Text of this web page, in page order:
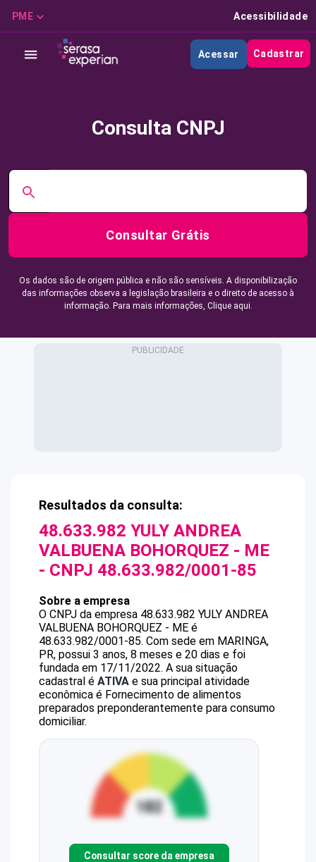
PME Acessibilidade
Acessar Cadastrar
Consulta CNPJ
Consultar Grátis
Os dados são de origem pública e não são sensíveis. A disponibilização
das informações observa a legislação brasileira e o direito de acesso à
informação. Para mais informações, Clique aqui.
Resultados da consulta:
48.633.982 YULY ANDREA
VALBUENA BOHORQUEZ - ME
- CNPJ 48.633.982/0001-85
Sobre a empresa
O CNPJ da empresa 48.633.982 YULY ANDREA
VALBUENA BOHORQUEZ - ME é
48.633.982/0001-85. Com sede em MARINGA,
PR, possui 3 anos, 8 meses e 20 dias e foi
fundada em 17/11/2022. A sua situação
cadastral é ATIVA e sua principal atividade
econômica é Fornecimento de alimentos
preparados preponderantemente para consumo
domiciliar.
Consultar score da empresa